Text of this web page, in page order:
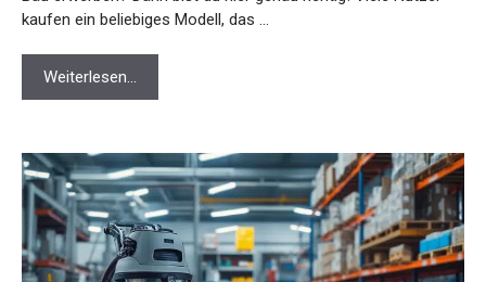
kaufen ein beliebiges Modell, das …
Weiterlesen…